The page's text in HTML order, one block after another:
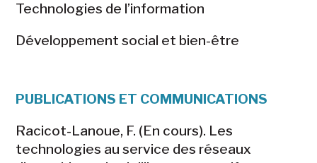
Technologies de l’information
Développement social et bien-être
PUBLICATIONS ET COMMUNICATIONS
Racicot-Lanoue, F. (En cours). Les
technologies au service des réseaux